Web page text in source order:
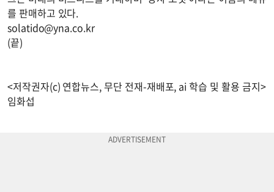
를 판매하고 있다.
solatido@yna.co.kr
(끝)
<저작권자(c) 연합뉴스, 무단 전재-재배포, ai 학습 및 활용 금지>
임화섭